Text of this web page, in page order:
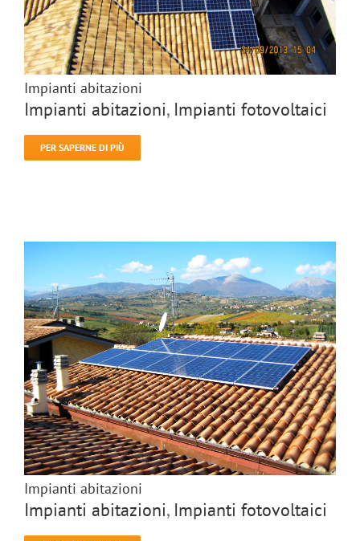
Impianti abitazioni
Impianti abitazioni, Impianti fotovoltaici
PER SAPERNE DI PIÙ
Impianti abitazioni
Impianti abitazioni, Impianti fotovoltaici